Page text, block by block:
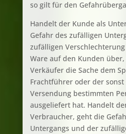
so gilt für den
Handelt der Kunde als
Gefahr des zufälligen
zufälligen
Ware auf den Kunden
Verkäufer die Sache dem
Frachtführer oder der
Versendung bestimmten
ausgeliefert hat. Handelt
Verbraucher, geht die
Untergangs und der